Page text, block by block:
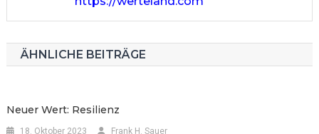
ÄHNLICHE BEITRÄGE
Neuer Wert: Resilienz
18. Oktober 2023 Frank H. Sauer